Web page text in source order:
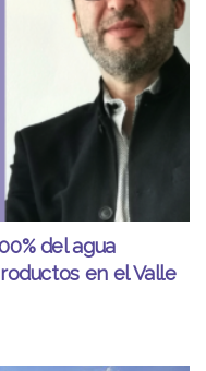
del agua
en el Valle